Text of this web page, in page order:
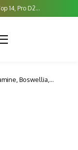
14, Pro D2...
Boswellia,